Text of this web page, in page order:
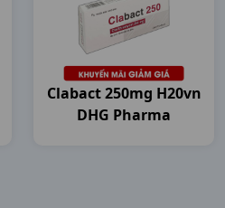
Clabact 250mg H20vn
DHG Pharma